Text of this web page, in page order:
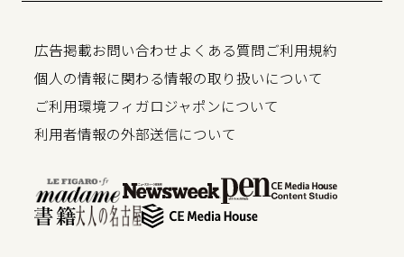
広告掲載お問い合わせよくある質問ご利用規約
個人の情報に関わる情報の取り扱いについて
ご利用環境フィガロジャポンについて
利用者情報の外部送信について